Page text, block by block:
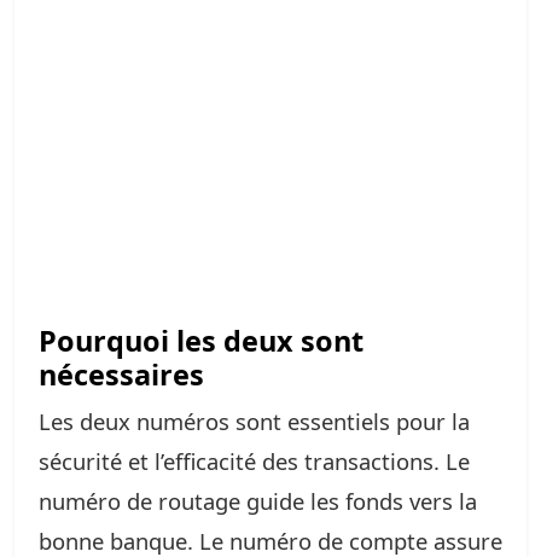
Pourquoi les deux sont
nécessaires
Les deux numéros sont essentiels pour la
sécurité et l’efficacité des transactions. Le
numéro de routage guide les fonds vers la
bonne banque. Le numéro de compte assure